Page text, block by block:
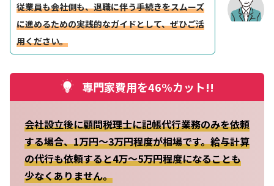
従業員も会社側も、退職に伴う手続きをスムーズ
に進めるための実践的なガイドとして、ぜひご活
用ください。
専門家費用を46%カット!!
会社設立後に顧問税理士に記帳代行業務のみを依頼
する場合、1万円～3万円程度が相場です。給与計算
の代行も依頼すると4万～5万円程度になることも
少なくありません。